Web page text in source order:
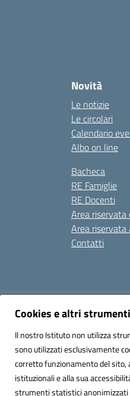
Cookies e altri
Il nostro Istituto non utilizza
sono utilizzati esclusivamente
corretto funzionamento del sito,
istituzionali e alla sua
strumenti statistici anonimizzati
Novità
Le notizie
Le circolari
Calendario
Albo on line
Bacheca
RE Famiglie
RE Docenti
Area riservata
Area riservata
Contatti